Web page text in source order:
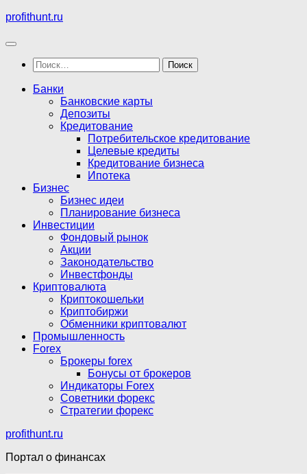
Перейти
содержимому
profithunt.ru
Найти:
Банки
Банковские карты
Депозиты
Кредитование
Потребительское кредитование
Целевые кредиты
Кредитование бизнеса
Ипотека
Бизнес
Бизнес идеи
Планирование бизнеса
Инвестиции
Фондовый рынок
Акции
Законодательство
Инвестфонды
Криптовалюта
Криптокошельки
Криптобиржи
Обменники криптовалют
Промышленность
Forex
Брокеры forex
Бонусы от брокеров
Индикаторы Forex
Советники форекс
Стратегии форекс
profithunt.ru
Портал о финансах